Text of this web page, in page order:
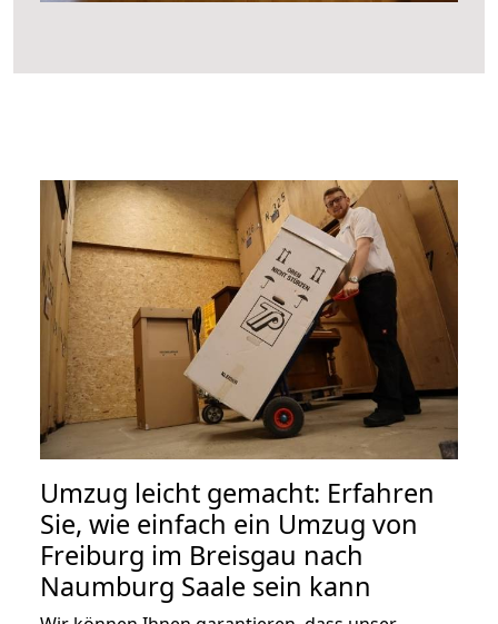
Umzug leicht gemacht: Erfahren
Sie, wie einfach ein Umzug von
Freiburg im Breisgau nach
Naumburg Saale sein kann